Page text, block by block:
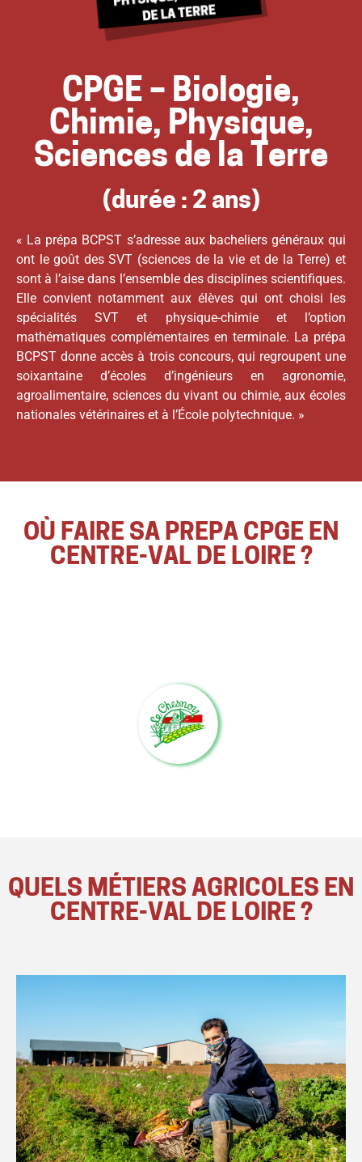
CPGE – Biologie,
Chimie, Physique,
Sciences de la Terre
(durée : 2 ans)
« La prépa BCPST s’adresse aux bacheliers généraux qui
ont le goût des SVT (sciences de la vie et de la Terre) et
sont à l’aise dans l’ensemble des disciplines scientifiques.
Elle convient notamment aux élèves qui ont choisi les
spécialités SVT et physique-chimie et l’option
mathématiques complémentaires en terminale. La prépa
BCPST donne accès à trois concours, qui regroupent une
soixantaine d’écoles d’ingénieurs en agronomie,
agroalimentaire, sciences du vivant ou chimie, aux écoles
nationales vétérinaires et à l’École polytechnique. »
OÙ FAIRE SA PREPA CPGE EN
CENTRE-VAL DE LOIRE ?
QUELS MÉTIERS AGRICOLES EN
CENTRE-VAL DE LOIRE ?